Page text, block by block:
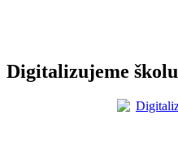
Digitalizujeme školu